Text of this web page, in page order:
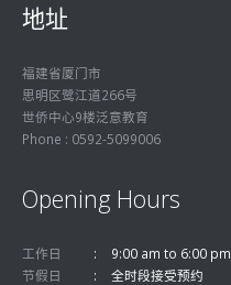
地址
福建省厦门市
思明区鹭江道266号
世侨中心9楼泛意教育
Phone : 0592-5099006
Opening Hours
工作日
9:00 am to 6:00 pm
节假日
全时段接受预约